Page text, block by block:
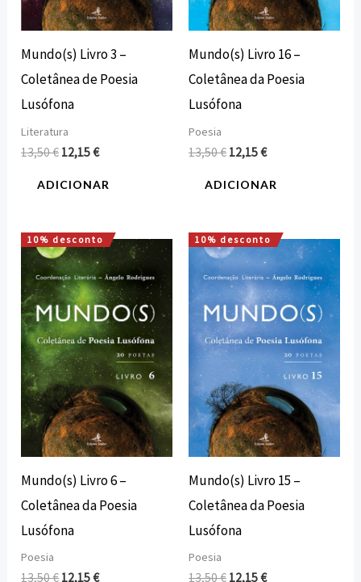
Mundo(s) Livro 3 –
Coletânea de Poesia
Lusófona
Literatura
13,50€ 12,15€
ADICIONAR
Mundo(s) Livro 16 –
Coletânea da Poesia
Lusófona
Poesia
13,50€ 12,15€
ADICIONAR
10% desconto
Mundo(s) Livro 6 –
Coletânea da Poesia
Lusófona
Poesia
13,50€
O
preço
original
era:
13,50 €.
12,15€
O
preço
atual
é:
12,15 €.
10% desconto
Mundo(s) Livro 15 –
Coletânea da Poesia
Lusófona
Poesia
13,50€
O
preço
original
era:
13,50 €.
12,15€
O
preço
atual
é:
12,15 €.